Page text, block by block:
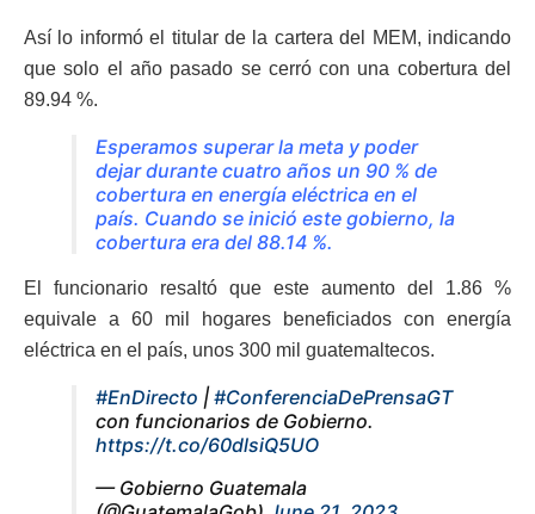
Así lo informó el titular de la cartera del MEM, indicando
que solo el año pasado se cerró con una cobertura del
89.94 %.
Esperamos superar la meta y poder
dejar durante cuatro años un 90 % de
cobertura en energía eléctrica en el
país. Cuando se inició este gobierno, la
cobertura era del 88.14 %.
El funcionario resaltó que este aumento del 1.86 %
equivale a 60 mil hogares beneficiados con energía
eléctrica en el país, unos 300 mil guatemaltecos.
#EnDirecto | #ConferenciaDePrensaGT
con funcionarios de Gobierno.
https://t.co/60dlsiQ5UO
— Gobierno Guatemala